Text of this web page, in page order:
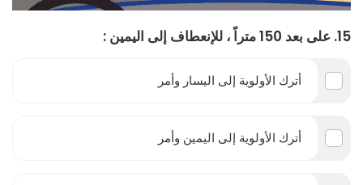
15. على بعد 150 متراً ، للإنعطاف إلى اليمين :
أترك الأولوية إلى اليسار وأمر
أترك الأولوية إلى اليمين وأمر